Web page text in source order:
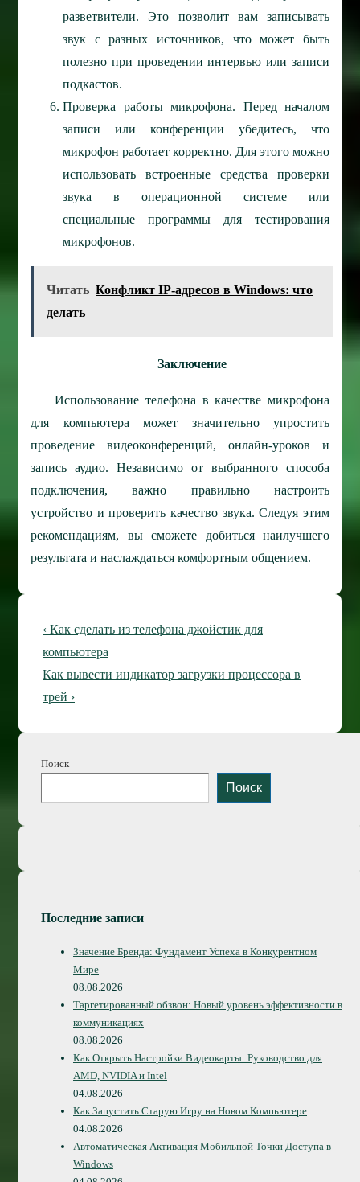
разветвители. Это позволит вам записывать
звук с разных источников, что может быть
полезно при проведении интервью или записи
подкастов.
Проверка работы микрофона. Перед началом
записи или конференции убедитесь, что
микрофон работает корректно. Для этого можно
использовать встроенные средства проверки
звука в операционной системе или
специальные программы для тестирования
микрофонов.
Читать Конфликт IP-адресов в Windows: что
делать
Заключение
Использование телефона в качестве микрофона
для компьютера может значительно упростить
проведение видеоконференций, онлайн-уроков и
запись аудио. Независимо от выбранного способа
подключения, важно правильно настроить
устройство и проверить качество звука. Следуя этим
рекомендациям, вы сможете добиться наилучшего
результата и наслаждаться комфортным общением.
Навигация
по
записям
Предыдущая
запись
‹ Как сделать из телефона джойстик для
компьютера
Следующая
запись
Как вывести индикатор загрузки процессора в
трей ›
Поиск
Поиск
Последние записи
Значение Бренда: Фундамент Успеха в Конкурентном
Мире
08.08.2026
Таргетированный обзвон: Новый уровень эффективности в
коммуникациях
08.08.2026
Как Открыть Настройки Видеокарты: Руководство для
AMD, NVIDIA и Intel
04.08.2026
Как Запустить Старую Игру на Новом Компьютере
04.08.2026
Автоматическая Активация Мобильной Точки Доступа в
Windows